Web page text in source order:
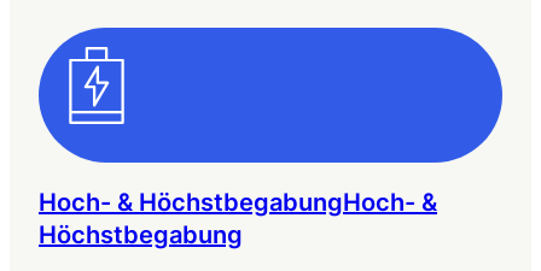
Hoch- & HöchstbegabungHoch- &
Höchstbegabung